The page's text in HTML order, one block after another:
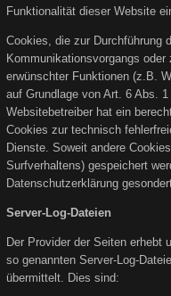
Funktionalität dieser Website
Cookies, die zur Durchführung
Kommunikationsvorgangs
erwünschter Funktionen (z.B.
auf Grundlage von Art. 6 Abs.
Websitebetreiber hat ein
Cookies zur technisch
Dienste. Soweit andere
Surfverhaltens) gespeichert
Datenschutzerklärung
Server-Log-Dateien
Der Provider der Seiten erhebt
so genannten Server-Log-
übermittelt. Dies sind: